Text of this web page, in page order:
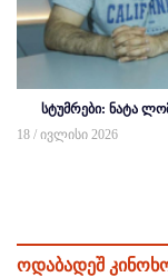
სტუმრები: ნატა
18 / ივლისი 2026
ოდაბადეშ